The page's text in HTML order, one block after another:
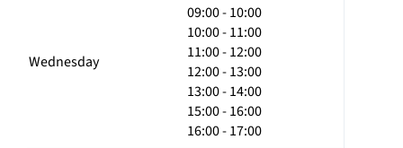
Wednesday
09:00 - 10:00
10:00 - 11:00
11:00 - 12:00
12:00 - 13:00
13:00 - 14:00
15:00 - 16:00
16:00 - 17:00